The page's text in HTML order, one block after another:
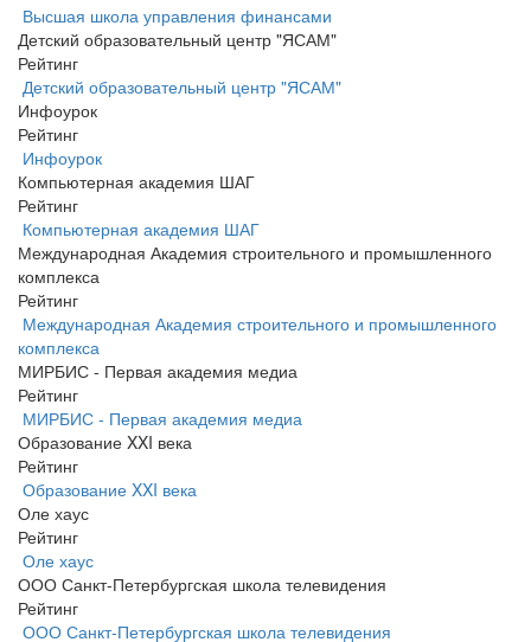
Высшая школа управления финансами
Детский образовательный центр "ЯСАМ"
Рейтинг
Детский образовательный центр "ЯСАМ"
Инфоурок
Рейтинг
Инфоурок
Компьютерная академия ШАГ
Рейтинг
Компьютерная академия ШАГ
Международная Академия строительного и промышленного
комплекса
Рейтинг
Международная Академия строительного и промышленного
комплекса
МИРБИС - Первая академия медиа
Рейтинг
МИРБИС - Первая академия медиа
Образование XXI века
Рейтинг
Образование XXI века
Оле хаус
Рейтинг
Оле хаус
ООО Санкт-Петербургская школа телевидения
Рейтинг
ООО Санкт-Петербургская школа телевидения